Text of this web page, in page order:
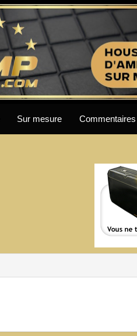
Sur mesure Commentaires